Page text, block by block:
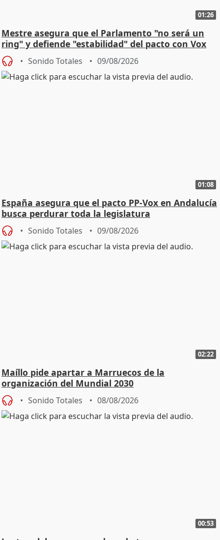
01:26
Mestre asegura que el Parlamento "no será un
ring" y defiende "estabilidad" del pacto con Vox
Sonido Totales 09/08/2026
01:08
España asegura que el pacto PP-Vox en Andalucía
busca perdurar toda la legislatura
Sonido Totales 09/08/2026
02:22
Maíllo pide apartar a Marruecos de la
organización del Mundial 2030
Sonido Totales 08/08/2026
00:53